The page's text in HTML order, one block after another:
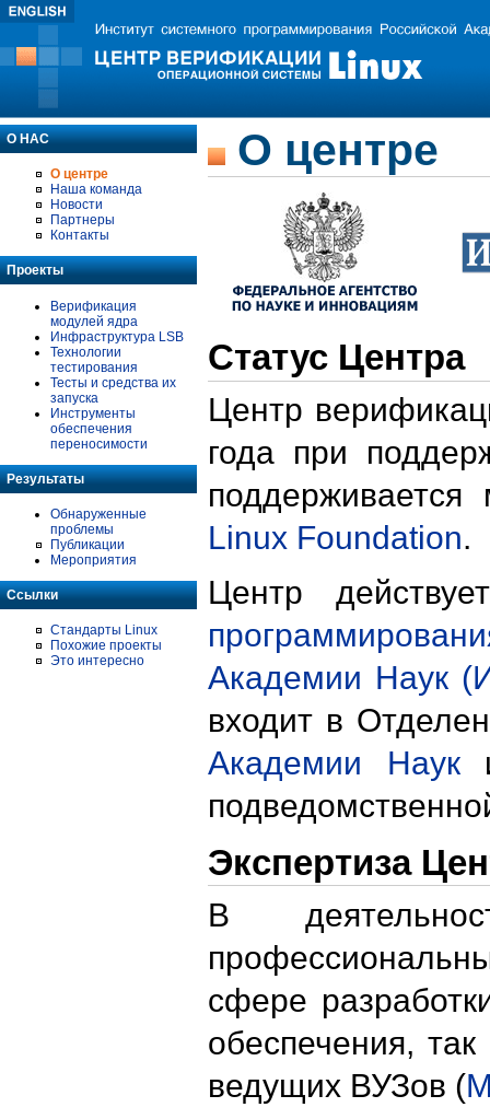
О НАС
О центре
Наша команда
Новости
Партнеры
Контакты
Проекты
Верификация
модулей ядра
Инфраструктура LSB
Технологии
тестирования
Тесты и средства их
запуска
Инструменты
обеспечения
переносимости
Результаты
Обнаруженные
проблемы
Публикации
Мероприятия
Ссылки
Стандарты Linux
Похожие проекты
Это интересно
О центре
Статус Центра
Центр
года при
Linux Foundation.
Центр
Академии Наук
входит в
Академии Науки
Экспертиза
В
сфере
обеспечения,
ведущих ВУЗов (